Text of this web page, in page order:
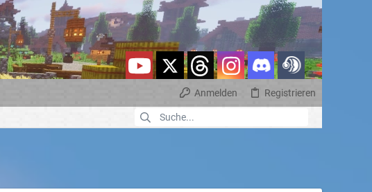
Anmelden Registrieren